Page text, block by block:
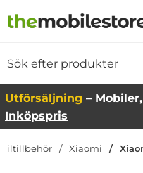
Startsidan
Utförsäljning –
Inköpspris
Xiaomi